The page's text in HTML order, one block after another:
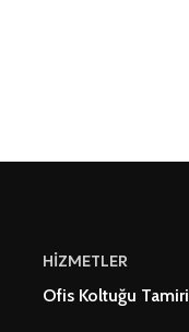
HİZMETLER
Ofis Koltuğu Tamiri